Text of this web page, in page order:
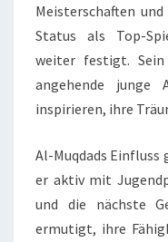
Meisterschaften
Status als Top-
weiter festigt.
angehende
inspirieren, ihre
Al-Muqdads Einfluss
er aktiv mit
und die nächste
ermutigt, ihre